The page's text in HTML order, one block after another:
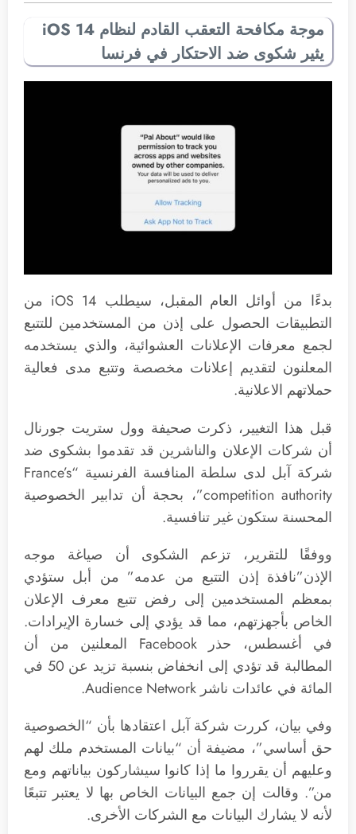
موجة مكافحة التعقب القادم لنظام iOS 14
يثير شكوى ضد الاحتكار في فرنسا
بدءًا من أوائل العام المقبل، سيطلب iOS 14 من
التطبيقات الحصول على إذن من المستخدمين للتتبع
لجمع معرفات الإعلانات العشوائية، والذي يستخدمه
المعلنون لتقديم إعلانات مخصصة وتتبع مدى فعالية
حملاتهم الاعلانية.
قبل هذا التغيير، ذكرت صحيفة وول ستريت جورنال
أن شركات الإعلان والناشرين قد تقدموا بشكوى ضد
شركة آبل لدى سلطة المنافسة الفرنسية “France’s
competition authority”، بحجة أن تدابير الخصوصية
المحسنة ستكون غير تنافسية.
ووفقًا للتقرير، تزعم الشكوى أن صياغة موجه
الإذن”نافذة إذن التتبع من عدمه” من أبل ستؤدي
بمعظم المستخدمين إلى رفض تتبع معرف الإعلان
الخاص بأجهزتهم، مما قد يؤدي إلى خسارة الإيرادات.
في أغسطس، حذر Facebook المعلنين من أن
المطالبة قد تؤدي إلى انخفاض بنسبة تزيد عن 50 في
المائة في عائدات ناشر Audience Network.
وفي بيان، كررت شركة آبل اعتقادها بأن “الخصوصية
حق أساسي”، مضيفة أن “بيانات المستخدم ملك لهم
وعليهم أن يقرروا ما إذا كانوا سيشاركون بياناتهم ومع
من”. وقالت إن جمع البيانات الخاص بها لا يعتبر تتبعًا
لأنه لا يشارك البيانات مع الشركات الأخرى.